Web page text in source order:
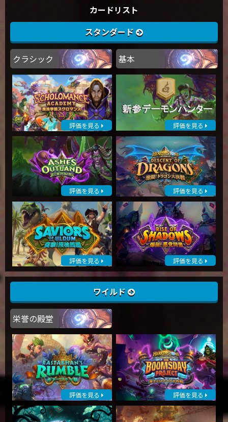
カードリスト
スタンダード
クラシック 基本
評価を見る 評価を見る
評価を見る 評価を見る
評価を見る 評価を見る
ワイルド
栄誉の殿堂
評価を見る 評価を見る